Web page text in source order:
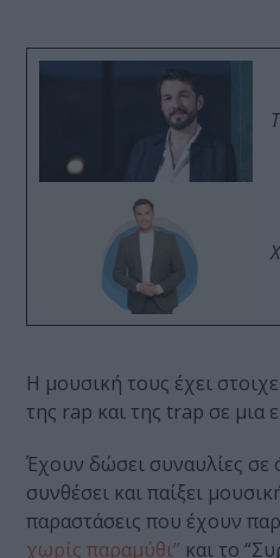
Η μουσική τους έχει
της rap και της trap σε μια
Έχουν δώσει συναυλίες σε
συνθέσει και παίξει
παραστάσεις που έχουν
χωρίς παραμύθι” και το